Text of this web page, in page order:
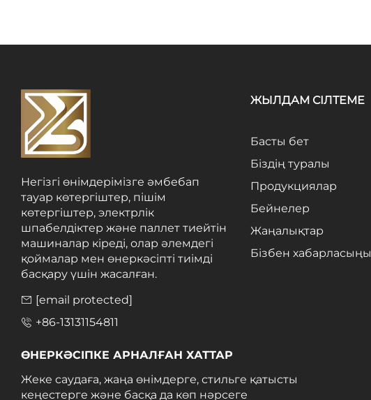
Негізгі өнімдерімізге әмбебап
тауар көтергіштер, пішім
көтергіштер, электрлік
шпабелдіктер және паллет тиейтін
машиналар кіреді, олар әлемдегі
қоймалар мен өнеркәсіпті тиімді
басқару үшін жасалған.
[email protected]
+86-13131154811
ЖЫЛДАМ СІЛТЕМЕ
Басты бет
Біздің туралы
Продукциялар
Бейнелер
Жаңалықтар
Бізбен хабарласыңы
ӨНЕРКӘСІПКЕ АРНАЛҒАН ХАТТАР
Жеке саудаға, жаңа өнімдерге, стильге қатысты
кеңестерге және басқа да көп нәрсеге